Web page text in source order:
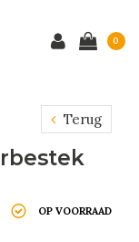
0
Terug
OP VOORRAAD